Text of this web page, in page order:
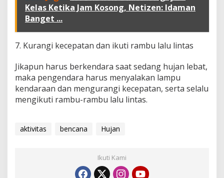
Kelas Ketika Jam Kosong, Netizen: Idaman
Banget ...
7. Kurangi kecepatan dan ikuti rambu lalu lintas
Jikapun harus berkendara saat sedang hujan lebat,
maka pengendara harus menyalakan lampu
kendaraan dan mengurangi kecepatan, serta selalu
mengikuti rambu-rambu lalu lintas.
aktivitas bencana Hujan
Ikuti Kami